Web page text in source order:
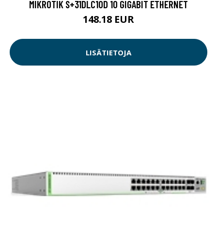
MIKROTIK S+31DLC10D 10 GIGABIT ETHERNET
148.18 EUR
LISÄTIETOJA